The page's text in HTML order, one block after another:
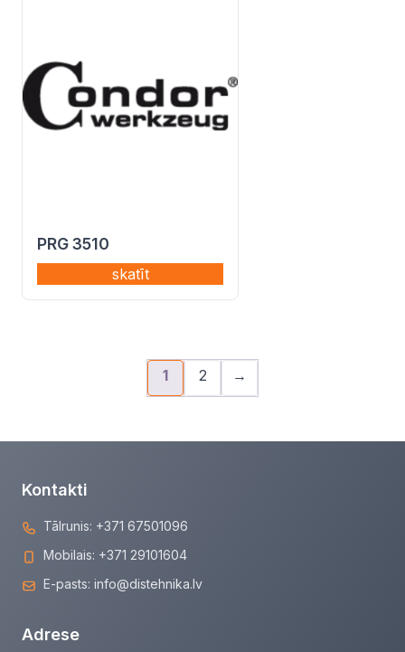
PRG 3510
skatīt
1 2 →
Kontakti
Tālrunis: +371 67501096
Mobilais: +371 29101604
E-pasts: info@distehnika.lv
Adrese